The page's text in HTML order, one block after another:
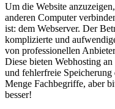
Um die Website
anderen Computer
ist: dem Webserver. Der
komplizierte und
von professionellen
Diese bieten Webhosting
und fehlerfreie
Menge Fachbegriffe, aber
besser!